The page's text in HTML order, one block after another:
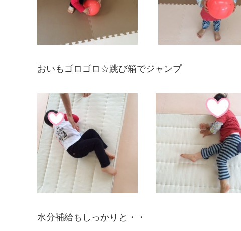
おいもゴロゴロ☆跳び箱でジャンプ
水分補給もしっかりと・・